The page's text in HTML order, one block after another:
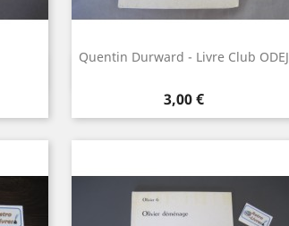
Quentin Durward - Livre Club ODEJ
Prix
3,00 €